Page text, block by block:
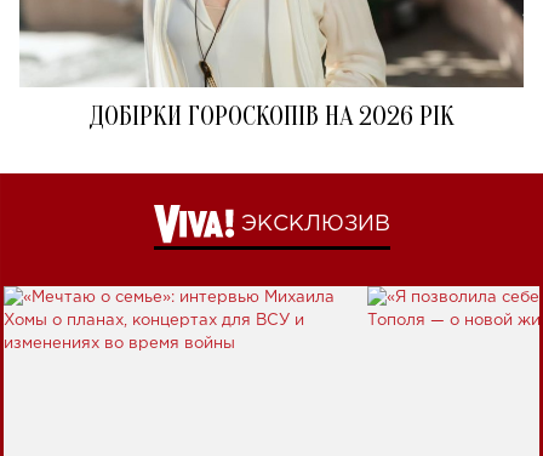
ДОБІРКИ ГОРОСКОПІВ НА 2026 РІК
ЭКСКЛЮЗИВ